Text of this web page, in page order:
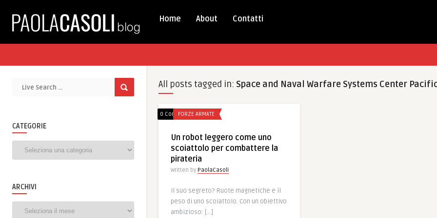
Home About Contatti
CATEGORIE
ARCHIVI
All posts tagged in: Space and Naval Warfare Systems Center
0 CommentsFORZE ARMATE
Un robot leggero come uno
scoiattolo per combattere la
pirateria
Written by PaolaCasoli
Il suo segreto? Ruote magnetiche e il
peso di uno scoiattolo. Con un obiettivo
ambizioso: […]